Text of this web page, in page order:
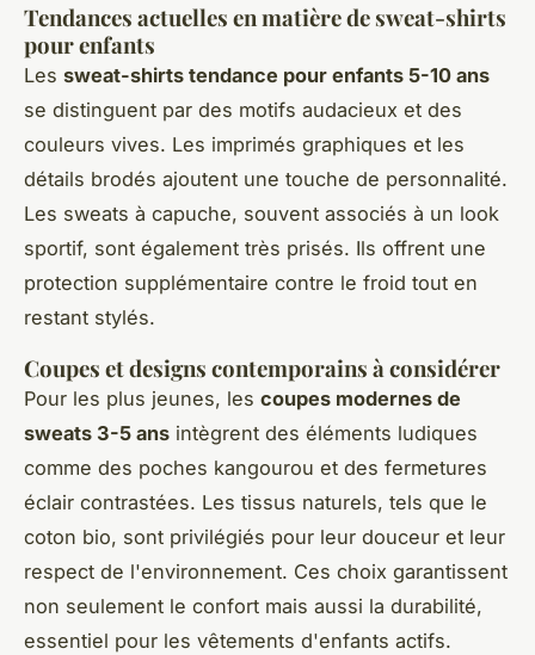
Tendances actuelles en matière de sweat-shirts
pour enfants
Les sweat-shirts tendance pour enfants 5-10 ans
se distinguent par des motifs audacieux et des
couleurs vives. Les imprimés graphiques et les
détails brodés ajoutent une touche de personnalité.
Les sweats à capuche, souvent associés à un look
sportif, sont également très prisés. Ils offrent une
protection supplémentaire contre le froid tout en
restant stylés.
Coupes et designs contemporains à considérer
Pour les plus jeunes, les coupes modernes de
sweats 3-5 ans intègrent des éléments ludiques
comme des poches kangourou et des fermetures
éclair contrastées. Les tissus naturels, tels que le
coton bio, sont privilégiés pour leur douceur et leur
respect de l'environnement. Ces choix garantissent
non seulement le confort mais aussi la durabilité,
essentiel pour les vêtements d'enfants actifs.